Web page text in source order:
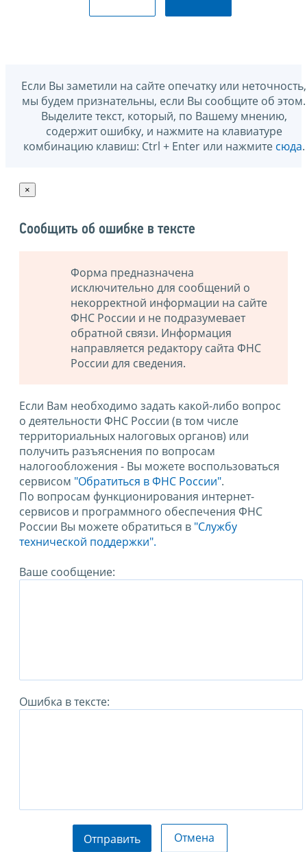
Если Вы заметили на сайте опечатку или неточность,
мы будем признательны, если Вы сообщите об этом.
Выделите текст, который, по Вашему мнению,
содержит ошибку, и нажмите на клавиатуре
комбинацию клавиш: Ctrl + Enter или нажмите сюда.
×
Сообщить об ошибке в тексте
Форма предназначена
исключительно для сообщений о
некорректной информации на сайте
ФНС России и не подразумевает
обратной связи. Информация
направляется редактору сайта ФНС
России для сведения.
Если Вам необходимо задать какой-либо вопрос
о деятельности ФНС России (в том числе
территориальных налоговых органов) или
получить разъяснения по вопросам
налогообложения - Вы можете воспользоваться
сервисом "Обратиться в ФНС России".
По вопросам функционирования интернет-
сервисов и программного обеспечения ФНС
России Вы можете обратиться в "Службу
технической поддержки".
Ваше сообщение:
Ошибка в тексте:
Отправить Отмена